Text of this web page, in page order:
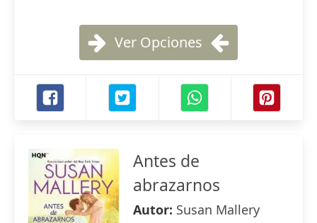
Ver Opciones
Antes de
abrazarnos
Autor: Susan Mallery